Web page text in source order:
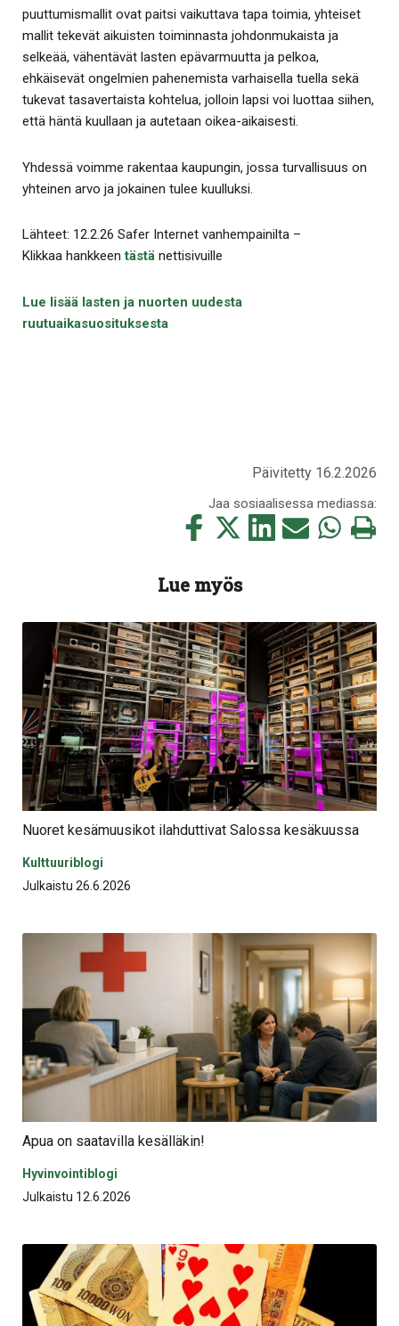
puuttumismallit ovat paitsi vaikuttava tapa toimia, yhteiset
mallit tekevät aikuisten toiminnasta johdonmukaista ja
selkeää, vähentävät lasten epävarmuutta ja pelkoa,
ehkäisevät ongelmien pahenemista varhaisella tuella sekä
tukevat tasavertaista kohtelua, jolloin lapsi voi luottaa siihen,
että häntä kuullaan ja autetaan oikea-aikaisesti.
Yhdessä voimme rakentaa kaupungin, jossa turvallisuus on
yhteinen arvo ja jokainen tulee kuulluksi.
Lähteet: 12.2.26 Safer Internet vanhempainilta –
Klikkaa hankkeentästä nettisivuille
Lue lisää lasten ja nuorten uudesta
ruutuaikasuosituksesta
Päivitetty 16.2.2026
Jaa sosiaalisessa mediassa:
Jaa
tämä
Jaa
Jaa
tämä
Jaa
Jaa
Tulosta
Lue myös
Nuoret kesämuusikot ilahduttivat Salossa kesäkuussa
Kulttuuriblogi
Julkaistu 26.6.2026
Apua on saatavilla kesälläkin!
Hyvinvointiblogi
Julkaistu 12.6.2026